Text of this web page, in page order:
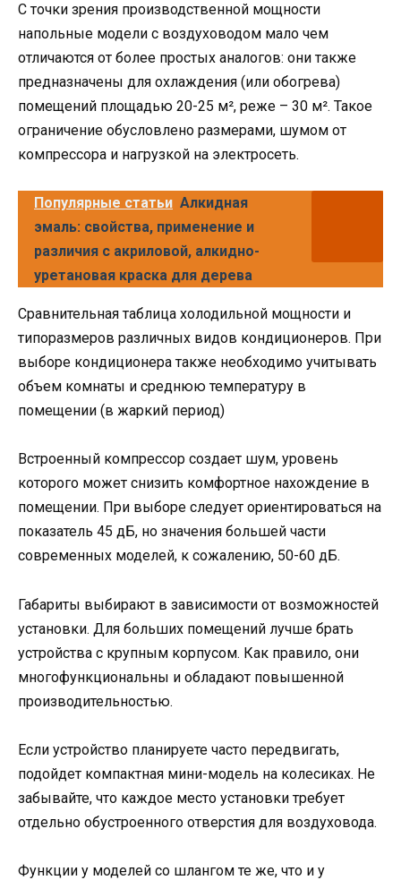
С точки зрения производственной мощности
напольные модели с воздуховодом мало чем
отличаются от более простых аналогов: они также
предназначены для охлаждения (или обогрева)
помещений площадью 20-25 м², реже – 30 м². Такое
ограничение обусловлено размерами, шумом от
компрессора и нагрузкой на электросеть.
Популярные статьи Алкидная
эмаль: свойства, применение и
различия с акриловой, алкидно-
уретановая краска для дерева
Сравнительная таблица холодильной мощности и
типоразмеров различных видов кондиционеров. При
выборе кондиционера также необходимо учитывать
объем комнаты и среднюю температуру в
помещении (в жаркий период)
Встроенный компрессор создает шум, уровень
которого может снизить комфортное нахождение в
помещении. При выборе следует ориентироваться на
показатель 45 дБ, но значения большей части
современных моделей, к сожалению, 50-60 дБ.
Габариты выбирают в зависимости от возможностей
установки. Для больших помещений лучше брать
устройства с крупным корпусом. Как правило, они
многофункциональны и обладают повышенной
производительностью.
Если устройство планируете часто передвигать,
подойдет компактная мини-модель на колесиках. Не
забывайте, что каждое место установки требует
отдельно обустроенного отверстия для воздуховода.
Функции у моделей со шлангом те же, что и у